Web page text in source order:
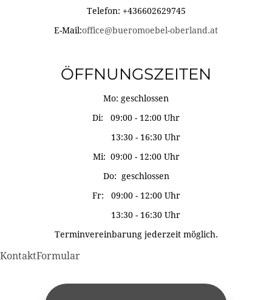
Telefon: +436602629745
E-Mail:office@bueromoebel-oberland.at
ÖFFNUNGSZEITEN
Mo: geschlossen
Di: 09:00 - 12:00 Uhr
13:30 - 16:30 Uhr
Mi: 09:00 - 12:00 Uhr
Do: geschlossen
Fr: 09:00 - 12:00 Uhr
13:30 - 16:30 Uhr
Terminvereinbarung jederzeit möglich.
KontaktFormular